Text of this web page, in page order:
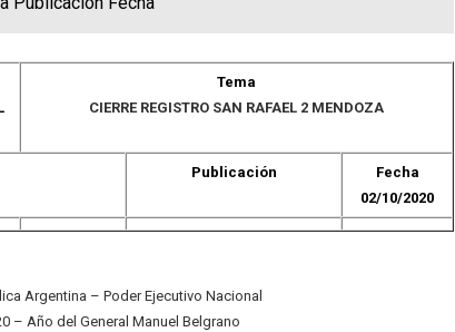
Tema
CIERRE REGISTRO SAN RAFAEL 2 MENDOZA
Publicación
Fecha
02/10/2020
Argentina – Poder Ejecutivo Nacional
– Año del General Manuel Belgrano